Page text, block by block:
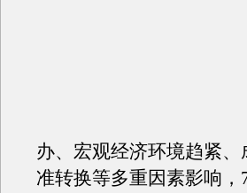
办、宏观经济环境趋紧
准转换等多重因素影响